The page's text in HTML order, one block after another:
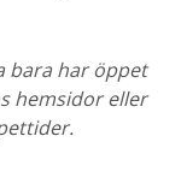
bara har öppet
hemsidor eller